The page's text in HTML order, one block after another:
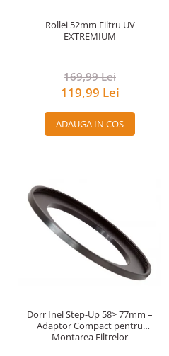
Rollei 52mm Filtru UV
EXTREMIUM
169,99 Lei
119,99 Lei
ADAUGA IN COS
Dorr Inel Step-Up 58> 77mm –
Adaptor Compact pentru
Montarea Filtrelor